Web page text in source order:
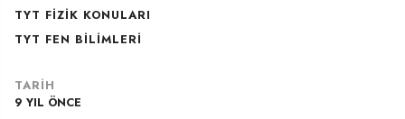
TYT FIZIK KONULARI
TYT FEN BILIMLERI
TARIH
9 YIL ÖNCE